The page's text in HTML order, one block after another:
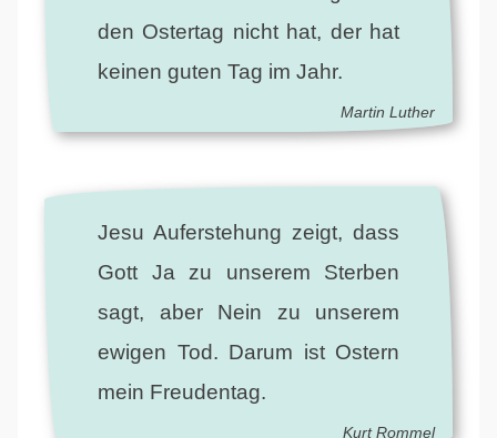
den Ostertag nicht hat, der hat
keinen guten Tag im Jahr.
Martin Luther
Jesu Auferstehung zeigt, dass
Gott Ja zu unserem Sterben
sagt, aber Nein zu unserem
ewigen Tod. Darum ist Ostern
mein Freudentag.
Kurt Rommel